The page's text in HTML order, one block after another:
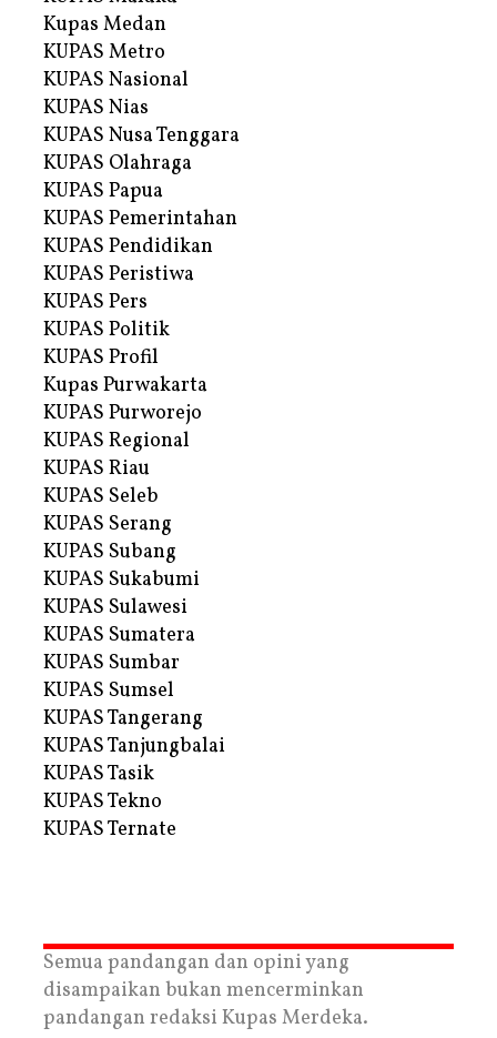
Kupas Medan
KUPAS Metro
KUPAS Nasional
KUPAS Nias
KUPAS Nusa Tenggara
KUPAS Olahraga
KUPAS Papua
KUPAS Pemerintahan
KUPAS Pendidikan
KUPAS Peristiwa
KUPAS Pers
KUPAS Politik
KUPAS Profil
Kupas Purwakarta
KUPAS Purworejo
KUPAS Regional
KUPAS Riau
KUPAS Seleb
KUPAS Serang
KUPAS Subang
KUPAS Sukabumi
KUPAS Sulawesi
KUPAS Sumatera
KUPAS Sumbar
KUPAS Sumsel
KUPAS Tangerang
KUPAS Tanjungbalai
KUPAS Tasik
KUPAS Tekno
KUPAS Ternate
Semua pandangan dan opini yang
disampaikan bukan mencerminkan
pandangan redaksi Kupas Merdeka.